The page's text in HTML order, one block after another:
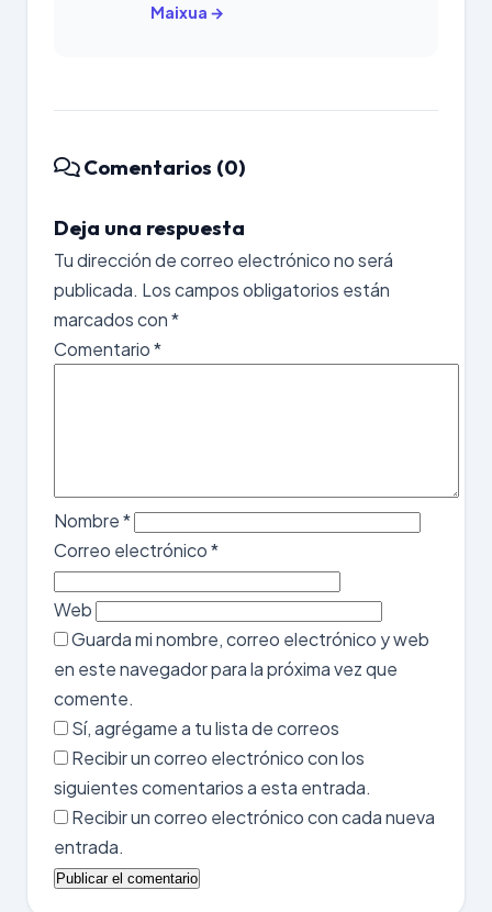
Maixua →
Comentarios (0)
Deja una respuesta
Tu dirección de correo electrónico no será
publicada. Los campos obligatorios están
marcados con*
Comentario*
Nombre*
Correo electrónico*
Web
Guarda mi nombre, correo electrónico y web
en este navegador para la próxima vez que
comente.
Sí, agrégame a tu lista de correos
Recibir un correo electrónico con los
siguientes comentarios a esta entrada.
Recibir un correo electrónico con cada nueva
entrada.